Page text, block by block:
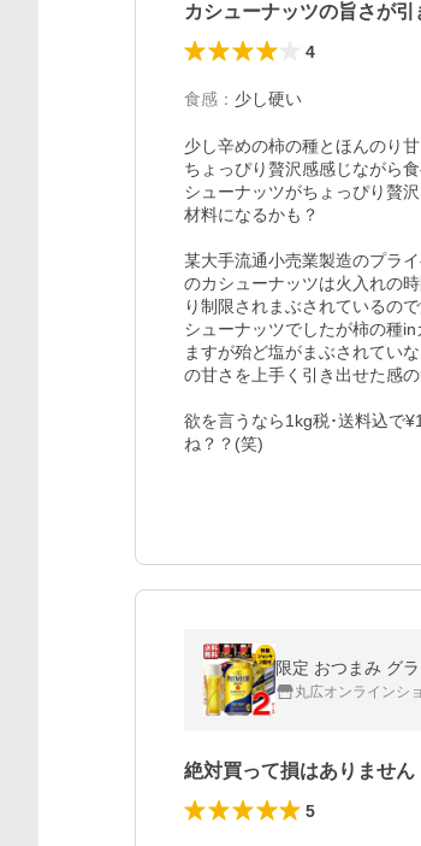
カシューナッツの旨さが
4
食感 ： 少し硬い
少し辛めの柿の種とほんのり
ちょっぴり贅沢感感じながら
シューナッツがちょっぴり贅
材料になるかも？
某大手流通小売業製造のプラ
のカシューナッツは火入れの
り制限されまぶされているの
シューナッツでしたが柿の種
ますが殆ど塩がまぶされてい
の甘さを上手く引き出せた感
欲を言うなら1kg税･送料込で
ね？？(笑)
限定 おつまみ グ
丸広オンラインシ
絶対買って損はありません
5